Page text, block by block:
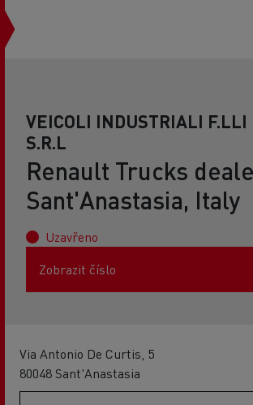
VEICOLI INDUSTRIALI F.LLI
S.R.L
Renault Trucks
Sant'Anastasia, Italy
Uzavřeno
Zobrazit číslo
Via Antonio De Curtis, 5
80048 Sant'Anastasia